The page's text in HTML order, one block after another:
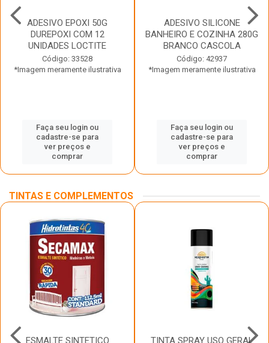
ADESIVO EPOXI 50G
DUREPOXI COM 12
UNIDADES LOCTITE
Código: 33528
*Imagem meramente ilustrativa
Faça seu login ou
cadastre-se para
ver preços e
comprar
ADESIVO SILICONE
BANHEIRO E COZINHA 280G
BRANCO CASCOLA
Código: 42937
*Imagem meramente ilustrativa
Faça seu login ou
cadastre-se para
ver preços e
comprar
TINTAS E COMPLEMENTOS
ESMALTE SINTETICO TINTA SPRAY USO GERAL